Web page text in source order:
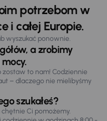
potrzebom w
i całej Europie.
wyszukać ponownie.
a zrobimy
to nam! Codziennie
– dlaczego nie mielibyśmy
szukałeś?
Ci pomożemy.